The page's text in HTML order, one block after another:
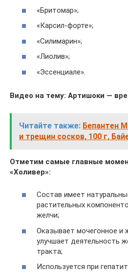
«Бритомар»;
«Карсил-форте»;
«Силимарин»;
«Лиолив»;
«Эссенциале».
Видео на тему: Артишоки —
Читайте также: Бепантен
и трещин сосков, 100 г,
Отметим самые главные
«Холивер»:
Состав имеет
растительных
желчи;
Оказывает мочегонное и
улучшает деятельность
тракта;
Используется при